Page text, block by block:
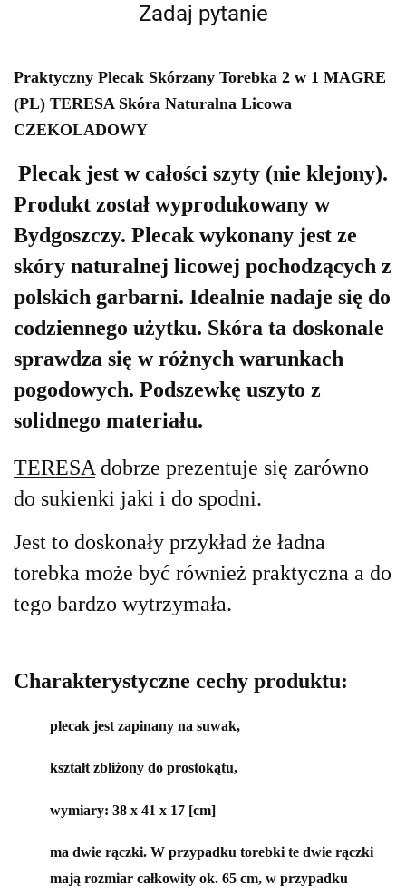
Zadaj pytanie
Praktyczny Plecak Skórzany Torebka 2 w 1 MAGRE
(PL) TERESA Skóra Naturalna Licowa
CZEKOLADOWY
Plecak jest w całości szyty (nie klejony).
Produkt został wyprodukowany w
Bydgoszczy. Plecak wykonany jest ze
skóry naturalnej licowej pochodzących z
polskich garbarni. Idealnie nadaje się do
codziennego użytku. Skóra ta doskonale
sprawdza się w różnych warunkach
pogodowych. Podszewkę uszyto z
solidnego materiału.
TERESA dobrze prezentuje się zarówno
do sukienki jaki i do spodni.
Jest to doskonały przykład że ładna
torebka może być również praktyczna a do
tego bardzo wytrzymała.
Charakterystyczne cechy produktu:
plecak jest zapinany na suwak,
kształt zbliżony do prostokątu,
wymiary: 38 x 41 x 17 [cm]
ma dwie rączki. W przypadku torebki te dwie rączki
mają rozmiar całkowity ok. 65 cm, w przypadku